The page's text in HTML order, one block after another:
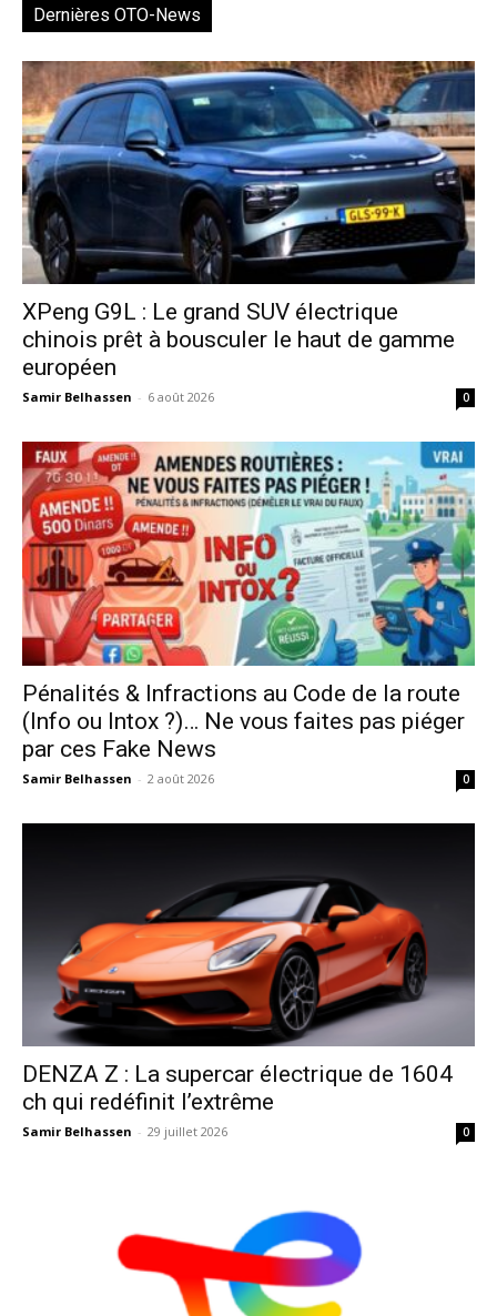
Dernières OTO-News
XPeng G9L : Le grand SUV électrique
chinois prêt à bousculer le haut de gamme
européen
Samir Belhassen - 6 août 2026 0
Pénalités & Infractions au Code de la route
(Info ou Intox ?)… Ne vous faites pas piéger
par ces Fake News
Samir Belhassen - 2 août 2026 0
DENZA Z : La supercar électrique de 1604
ch qui redéfinit l’extrême
Samir Belhassen - 29 juillet 2026 0